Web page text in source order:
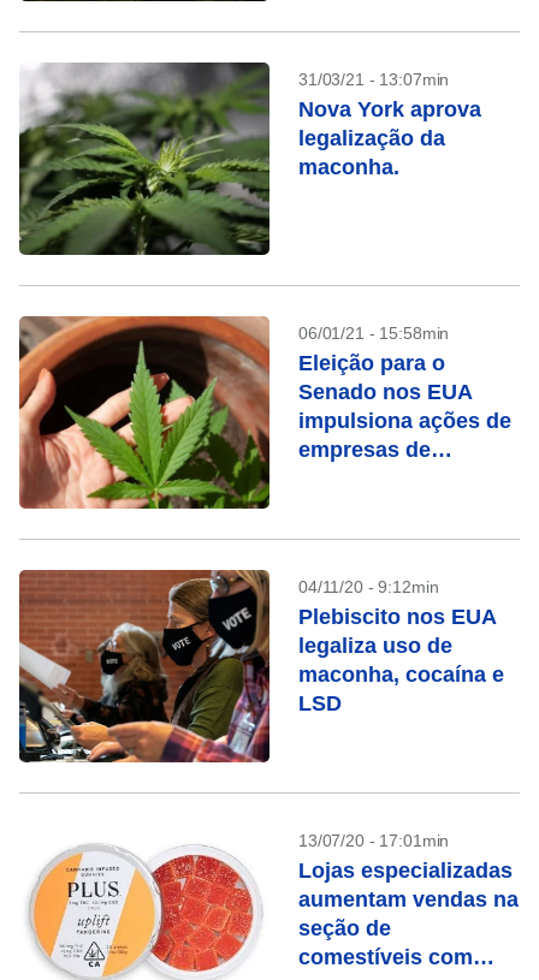
31/03/21 - 13:07min
Nova York aprova
legalização da
maconha.
06/01/21 - 15:58min
Eleição para o
Senado nos EUA
impulsiona ações de
empresas de
04/11/20 - 9:12min
Plebiscito nos EUA
legaliza uso de
maconha, cocaína e
LSD
13/07/20 - 17:01min
Lojas especializadas
aumentam vendas na
seção de
comestíveis com